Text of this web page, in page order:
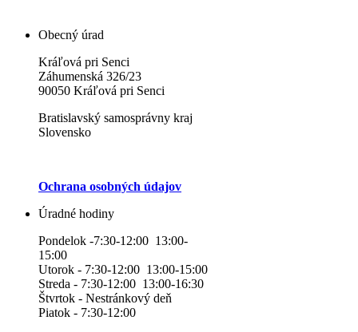
Obecný úrad
Kráľová pri Senci
Záhumenská 326/23
90050 Kráľová pri Senci
Bratislavský samosprávny kraj
Slovensko
Ochrana osobných údajov
Úradné hodiny
Pondelok -7:30-12:00 13:00-
15:00
Utorok - 7:30-12:00 13:00-15:00
Streda - 7:30-12:00 13:00-16:30
Štvrtok - Nestránkový deň
Piatok - 7:30-12:00